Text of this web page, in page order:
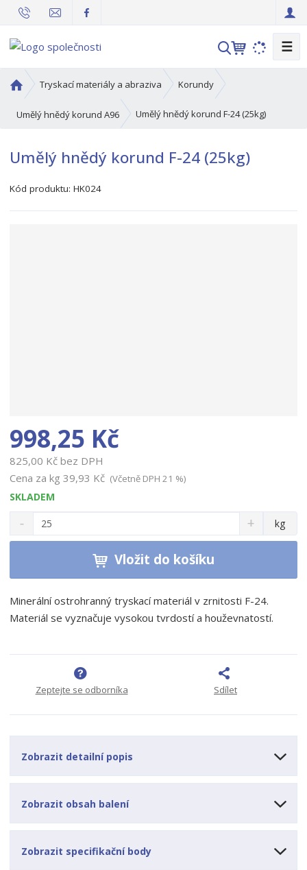
V
e
t
☰
v
o
í
t
Tryskací materiály a abraziva Korundy
Umělý hnědý korund A96 Umělý hnědý korund F-24 (25kg)
Umělý hnědý korund F-24 (25kg)
Kód produktu:HK024
998,25 Kč
825,00 Kč bez DPH
Cena za kg 39,93 Kč (Včetně DPH 21 %)
SKLADEM
m
i
p
o
e
N
a
v
t
m
n
ž
í
S
n
í
m
n
o
s
kg
Vložit do košíku
Minerální ostrohranný tryskací materiál v zrnitosti F-24.
Materiál se vyznačuje vysokou tvrdostí a houževnatostí.
Zeptejte se odborníka Sdílet
Zobrazit detailní popis
Zobrazit obsah balení
Zobrazit specifikační body